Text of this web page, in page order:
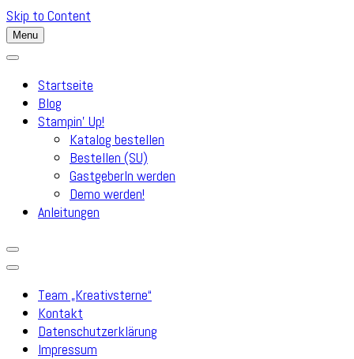
Skip to Content
Menu
Startseite
Blog
Stampin’ Up!
Katalog bestellen
Bestellen (SU)
GastgeberIn werden
Demo werden!
Anleitungen
Team „Kreativsterne“
Kontakt
Datenschutzerklärung
Impressum